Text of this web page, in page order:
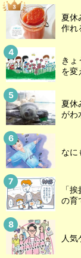
夏休
作れ
きょ
を変
夏休
がわ
なに
「
の育
人